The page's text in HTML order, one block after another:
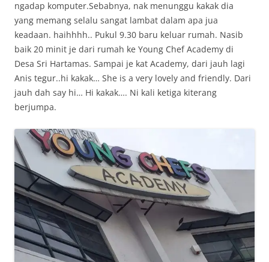
ngadap komputer.Sebabnya, nak menunggu kakak dia
yang memang selalu sangat lambat dalam apa jua
keadaan. haihhhh.. Pukul 9.30 baru keluar rumah. Nasib
baik 20 minit je dari rumah ke Young Chef Academy di
Desa Sri Hartamas. Sampai je kat Academy, dari jauh lagi
Anis tegur..hi kakak… She is a very lovely and friendly. Dari
jauh dah say hi… Hi kakak…. Ni kali ketiga kiterang
berjumpa.